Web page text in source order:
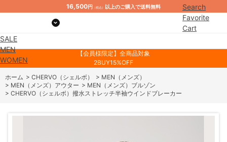
16,500円 （税込） 以上のご購入で送料無料
Search
Favorite
Cart
SALE
MEN
WOMEN
【会員様限定】全商品対象
2BUY15%OFF
ホーム > CHERVO（シェルボ） > MEN（メンズ）
> MEN（メンズ）アウター > MEN（メンズ）ブルゾン
> CHERVO（シェルボ）撥水ストレッチ半袖ウインドブレーカー